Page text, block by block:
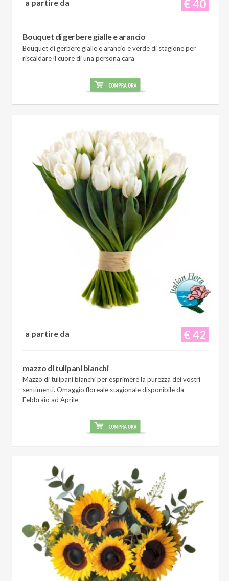
€ 40
a partire da
Bouquet di gerbere gialle e arancio
Bouquet di gerbere gialle e arancio e verde di stagione per
riscaldare il cuore di una persona cara
€ 42
a partire da
mazzo di tulipani bianchi
Mazzo di tulipani bianchi per esprimere la purezza dei vostri
sentimenti. Omaggio floreale stagionale disponibile da
Febbraio ad Aprile